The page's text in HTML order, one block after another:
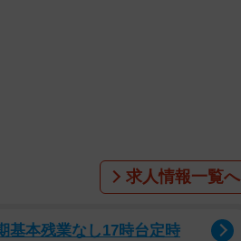
求人情報一覧へ
基本残業なし17時台定時